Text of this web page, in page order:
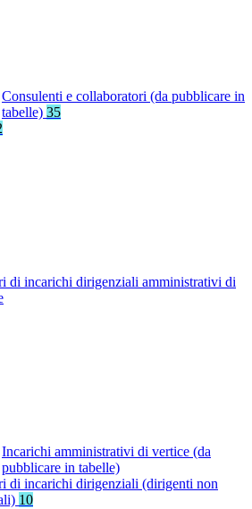
Consulenti e collaboratori (da pubblicare in
tabelle) 35
di incarichi dirigenziali amministrativi di
Incarichi amministrativi di vertice (da
pubblicare in tabelle)
di incarichi dirigenziali (dirigenti non
10